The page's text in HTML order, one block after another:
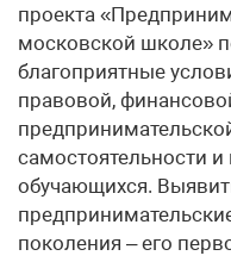
проекта
московской школе»
благоприятные
правовой,
самостоятельности
обучающихся.
поколения – его